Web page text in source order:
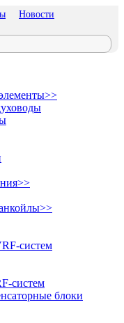
Новости
>>
>>
>>
систем
систем
блоки